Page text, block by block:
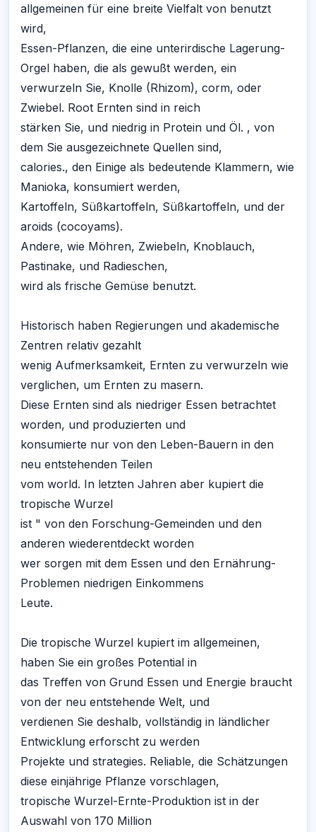
allgemeinen für eine breite Vielfalt von benutzt
wird,
Essen-Pflanzen, die eine unterirdische Lagerung-
Orgel haben, die als gewußt werden, ein
verwurzeln Sie, Knolle (Rhizom), corm, oder
Zwiebel. Root Ernten sind in reich
stärken Sie, und niedrig in Protein und Öl. , von
dem Sie ausgezeichnete Quellen sind,
calories., den Einige als bedeutende Klammern, wie
Manioka, konsumiert werden,
Kartoffeln, Süßkartoffeln, Süßkartoffeln, und der
aroids (cocoyams).
Andere, wie Möhren, Zwiebeln, Knoblauch,
Pastinake, und Radieschen,
wird als frische Gemüse benutzt.
Historisch haben Regierungen und akademische
Zentren relativ gezahlt
wenig Aufmerksamkeit, Ernten zu verwurzeln wie
verglichen, um Ernten zu masern.
Diese Ernten sind als niedriger Essen betrachtet
worden, und produzierten und
konsumierte nur von den Leben-Bauern in den
neu entstehenden Teilen
vom world. In letzten Jahren aber kupiert die
tropische Wurzel
ist " von den Forschung-Gemeinden und den
anderen wiederentdeckt worden
wer sorgen mit dem Essen und den Ernährung-
Problemen niedrigen Einkommens
Leute.
Die tropische Wurzel kupiert im allgemeinen,
haben Sie ein großes Potential in
das Treffen von Grund Essen und Energie braucht
von der neu entstehende Welt, und
verdienen Sie deshalb, vollständig in ländlicher
Entwicklung erforscht zu werden
Projekte und strategies. Reliable, die Schätzungen
diese einjährige Pflanze vorschlagen,
tropische Wurzel-Ernte-Produktion ist in der
Auswahl von 170 Million